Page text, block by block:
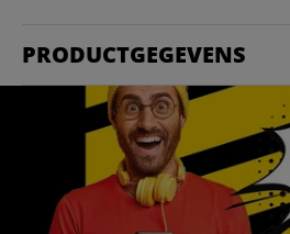
PRODUCTGEGEVENS